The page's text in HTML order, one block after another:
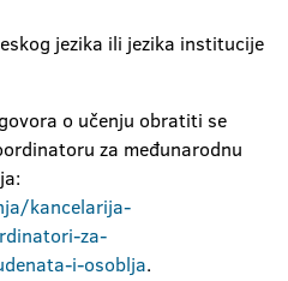
jezika ili jezika institucije
o učenju obratiti se
za međunarodnu
/kancelarija-
-za-
-i-osoblja.